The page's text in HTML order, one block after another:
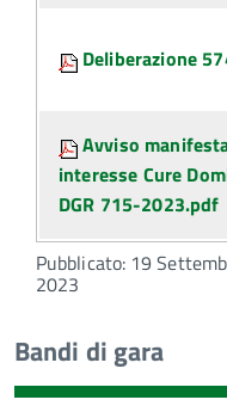
Deliberazione
Avviso
interesse Cure
DGR 715-2023.pdf
Pubblicato: 19
2023
Bandi di gara